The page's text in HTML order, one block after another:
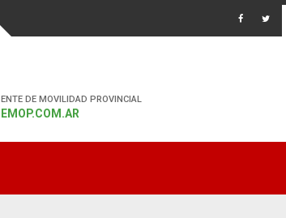
ENTE DE MOVILIDAD PROVINCIAL
EMOP.COM.AR